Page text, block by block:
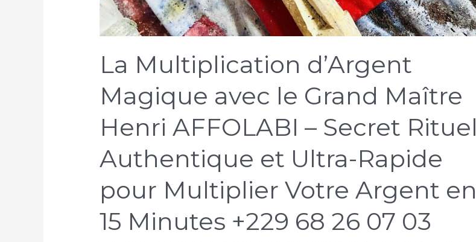
La Multiplication d’Argent
Magique avec le Grand Maître
Henri AFFOLABI – Secret Rituel
Authentique et Ultra-Rapide
pour Multiplier Votre Argent en
15 Minutes +229 68 26 07 03